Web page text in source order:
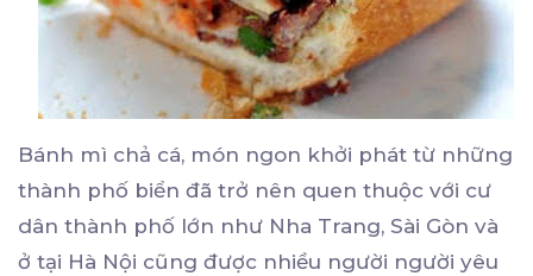
Bánh mì chả cá, món ngon khởi phát từ những
thành phố biển đã trở nên quen thuộc với cư
dân thành phố lớn như Nha Trang, Sài Gòn và
ở tại Hà Nội cũng được nhiều người người yêu